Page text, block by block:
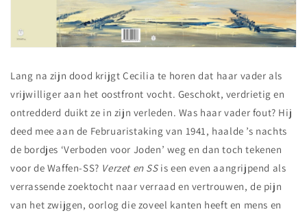
Lang na zijn dood krijgt Cecilia te horen dat haar vader als
vrijwilliger aan het oostfront vocht. Geschokt, verdrietig en
ontredderd duikt ze in zijn verleden. Was haar vader fout? Hij
deed mee aan de Februaristaking van 1941, haalde ’s nachts
de bordjes ‘Verboden voor Joden’ weg en dan toch tekenen
voor de Waffen-SS? Verzet en SSis een even aangrijpend als
verrassende zoektocht naar verraad en vertrouwen, de pijn
van het zwijgen, oorlog die zoveel kanten heeft en mens en